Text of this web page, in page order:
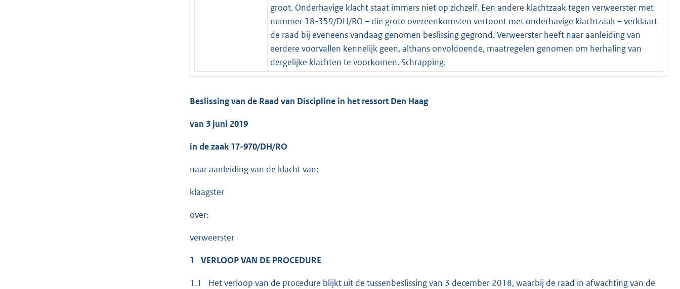
groot. Onderhavige klacht staat immers niet op zichzelf. Een andere klachtzaak tegen verweerster met
nummer 18-359/DH/RO – die grote overeenkomsten vertoont met onderhavige klachtzaak – verklaart
de raad bij eveneens vandaag genomen beslissing gegrond. Verweerster heeft naar aanleiding van
eerdere voorvallen kennelijk geen, althans onvoldoende, maatregelen genomen om herhaling van
dergelijke klachten te voorkomen. Schrapping.
Beslissing van de Raad van Discipline in het ressort Den Haag
van 3 juni 2019
in de zaak 17-970/DH/RO
naar aanleiding van de klacht van:
klaagster
over:
verweerster
1 VERLOOP VAN DE PROCEDURE
1.1 Het verloop van de procedure blijkt uit de tussenbeslissing van 3 december 2018, waarbij de raad in afwachting van de